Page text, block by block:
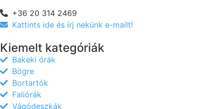
+36 20 314 2469
Kattints ide és írj nekünk e-mailt!
Kiemelt kategóriák
Bakeki órák
Bögre
Bortartók
Faliórák
Vágódeszkák